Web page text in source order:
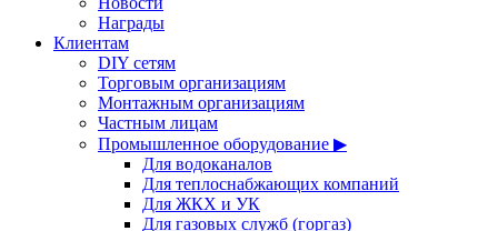
Награды
Клиентам
DIY сетям
Торговым организациям
Монтажным организациям
Частным лицам
Промышленное оборудование ▶
Для водоканалов
Для теплоснабжающих компаний
Для ЖКХ и УК
Для газовых служб (горгаз)